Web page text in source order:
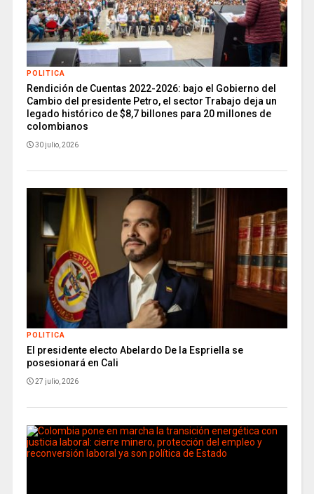
POLITICA
Rendición de Cuentas 2022-2026: bajo el Gobierno del
Cambio del presidente Petro, el sector Trabajo deja un
legado histórico de $8,7 billones para 20 millones de
colombianos
30 julio, 2026
POLITICA
El presidente electo Abelardo De la Espriella se
posesionará en Cali
27 julio, 2026